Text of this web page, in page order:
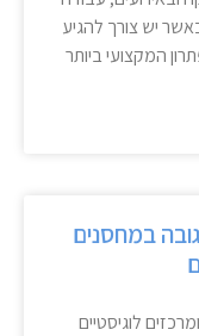
יש צורך להגיע
המקצועי ביותר
במחסנים
לוגיסטיים